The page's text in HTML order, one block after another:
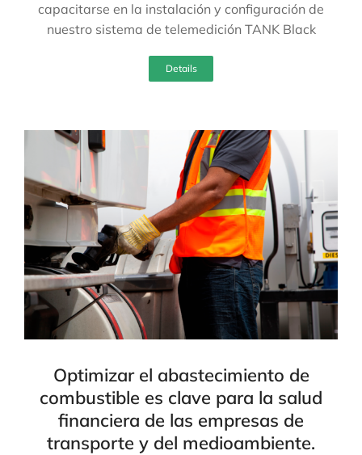
capacitarse en la instalación y configuración de
nuestro sistema de telemedición TANK Black
Details
Optimizar el abastecimiento de
combustible es clave para la salud
financiera de las empresas de
transporte y del medioambiente.